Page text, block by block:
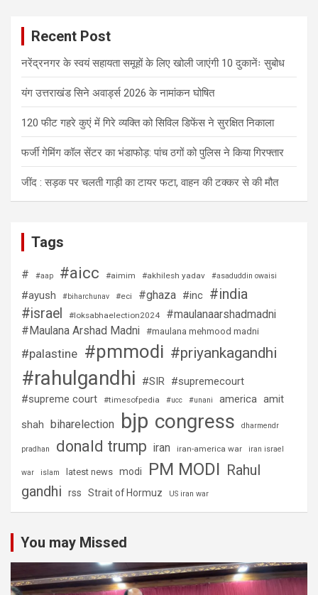
Recent Post
नरेंद्रनगर के स्वयं सहायता समूहों के लिए खोली जाएंगी 10 दुकानेंः सुबोध
यंग उत्तराखंड सिने अवार्ड्स 2026 के नामांकन घोषित
120 फीट गहरे कुएं में गिरे व्यक्ति को सिविल डिफेंस ने सुरक्षित निकाला
फर्जी गेमिंग कॉल सेंटर का भंडाफोड़: पांच ठगों को पुलिस ने किया गिरफ्तार
जींद : सड़क पर चलती गाड़ी का टायर फटा, वाहन की टक्कर से की मौत
Tags
# #aap #aicc #aimim #akhilesh yadav #asaduddin owaisi
#ayush #biharchunav #eci #ghaza #inc #india
#israel #loksabhaelection2024
#maulanaarshadmadni
#Maulana Arshad Madni
#maulana mehmood madni
#palastine #pmmodi #priyankagandhi
#rahulgandhi #SIR #supremecourt
#supreme court
#timesofpedia #ucc #unani america amit
shah
biharelection bjp congress dharmendr
pradhan donald trump iran iran-america war iran israel
war islam latest news modi PM MODI Rahul
gandhi
rss Strait of Hormuz US iran war
You may Missed